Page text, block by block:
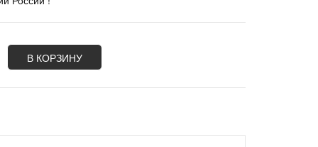
В КОРЗИНУ